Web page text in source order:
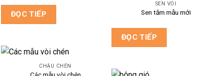
ĐỌC TIẾP
SEN VÒI
Sen tắm mẫu mới
ĐỌC TIẾP
CHẬU CHÉN